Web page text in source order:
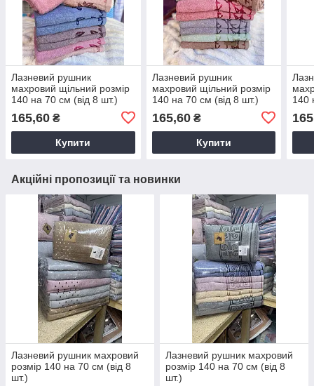
Лазневий рушник
махровий щільний розмір
140 на 70 см (від 8 шт.)
165,60 ₴
Купити
Лазневий рушник
махровий щільний розмір
140 на 70 см (від 8 шт.)
165,60₴
Купити
140
Акційні пропозиції та новинки
Лазневий рушник махровий
розмір 140 на 70 см (від 8
шт.)
Лазневий рушник махровий
розмір 140 на 70 см (від 8
шт.)